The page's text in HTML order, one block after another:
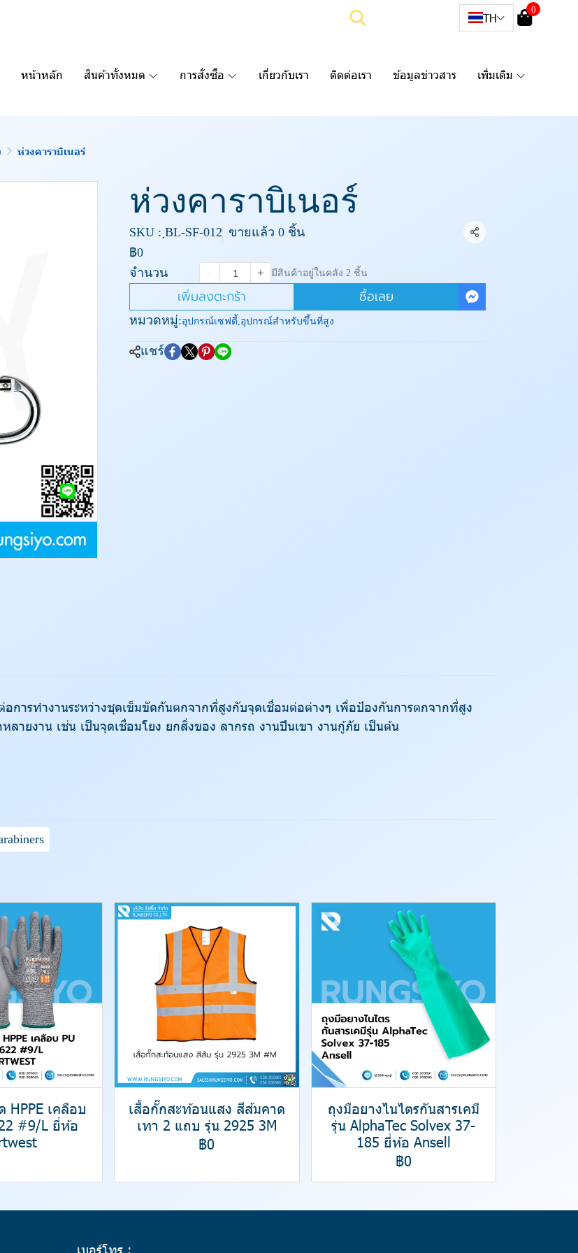
TH
0
หน้าหลัก สินค้าทั้งหมด การสั่งซื้อ เกี่ยวกับเรา ติดต่อเรา ข้อมูลข่าวสาร เพิ่มเติม
ห่วงคาราบิเนอร์
ห่วงคาราบิเนอร์
SKU : ฺBL-SF-012 ขายแล้ว 0 ชิ้น แชร์
฿0
จำนวน
มีสินค้าอยู่ในคลัง 2 ชิ้น
เพิ่มลงตะกร้า ซื้อเลย
หมวดหมู่:อุปกรณ์เซฟตี้,อุปกรณ์สำหรับขึ้นที่สูง
แชร์
การทำงานระหว่างชุดเข็มขัดกันตกจากที่สูงกับจุดเชื่อมต่อต่างๆ เพื่อป้องกันการตกจากที่สูง
ายงาน เช่น เป็นจุดเชื่อมโยง ยกสิ่งของ ลากรถ งานปีนเขา งานกู้ภัย เป็นต้น
HPPE เคลือบ
#9/L ยี่ห้อ
เสื้อกั๊กสะท้อนแสง สีส้มคาด
เทา 2 แถบ รุ่น 2925 3M
฿0
ถุงมือยางไนไตรกันสารเคมี
รุ่น AlphaTec Solvex 37-
185 ยี่ห้อ Ansell
฿0
เบอร์โทร :